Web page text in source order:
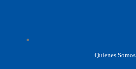
Quienes Somos